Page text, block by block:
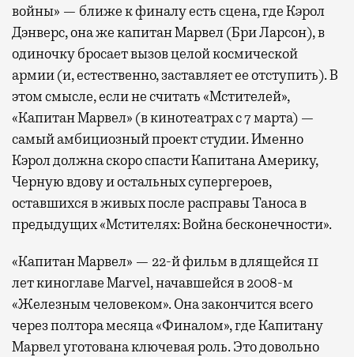
войны» — ближе к финалу есть сцена, где Кэрол
Дэнверс, она же капитан Марвел (Бри Ларсон), в
одиночку бросает вызов целой космической
армии (и, естественно, заставляет ее отступить). В
этом смысле, если не считать «Мстителей»,
«Капитан Марвел» (в кинотеатрах с 7 марта) —
самый амбициозный проект студии. Именно
Кэрол должна скоро спасти Капитана Америку,
Черную вдову и остальных супергероев,
оставшихся в живых после расправы Таноса в
предыдущих «Мстителях: Война бесконечности».
«Капитан Марвел» — 22-й фильм в длящейся 11
лет киноглаве Marvel, начавшейся в 2008-м
«Железным человеком». Она закончится всего
через полтора месяца «Финалом», где Капитану
Марвел уготована ключевая роль. Это довольно